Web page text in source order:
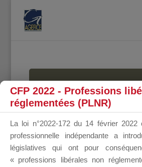
DU
CFP 2022 - Professions
réglementées (PLNR)
La loi n°2022-172 du 14 février 2022
professionnelle indépendante a
législatives qui ont pour
« professions libérales non